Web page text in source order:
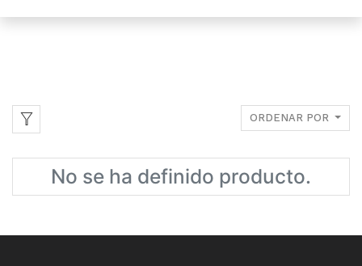
ORDENAR POR
No se ha definido producto.